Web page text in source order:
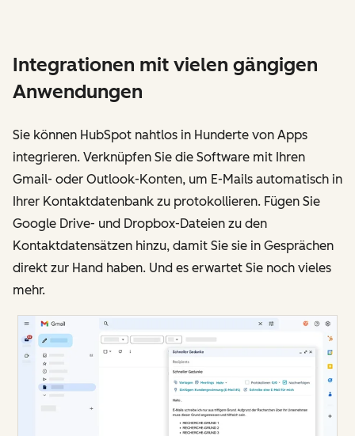
Integrationen mit vielen gängigen
Anwendungen
Sie können HubSpot nahtlos in Hunderte von Apps
integrieren. Verknüpfen Sie die Software mit Ihren
Gmail- oder Outlook-Konten, um E-Mails automatisch in
Ihrer Kontaktdatenbank zu protokollieren. Fügen Sie
Google Drive- und Dropbox-Dateien zu den
Kontaktdatensätzen hinzu, damit Sie sie in Gesprächen
direkt zur Hand haben. Und es erwartet Sie noch vieles
mehr.